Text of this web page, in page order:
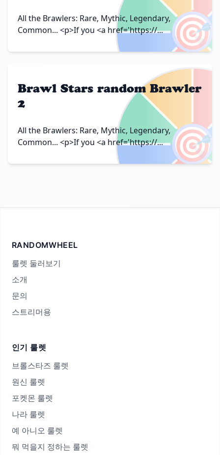
🎯
All the Brawlers: Rare, Mythic, Legendary,
Common... <p>If you <a href='https://...
🎯
Brawl Stars random Brawler
2
All the Brawlers: Rare, Mythic, Legendary,
Common... <p>If you <a href='https://...
RANDOMWHEEL
룰렛 둘러보기
소개
문의
스트리머용
인기 룰렛
브롤스타즈 룰렛
원신 룰렛
포켓몬 룰렛
나라 룰렛
예 아니오 룰렛
뭐 먹을지 정하는 룰렛